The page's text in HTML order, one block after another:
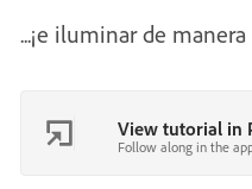
...¡e iluminar de
View tutorial in
Follow along in the